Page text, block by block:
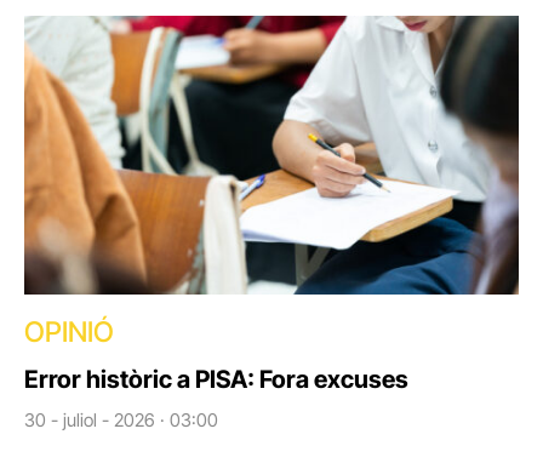
OPINIÓ
Error històric a PISA: Fora excuses
30 - juliol - 2026 · 03:00